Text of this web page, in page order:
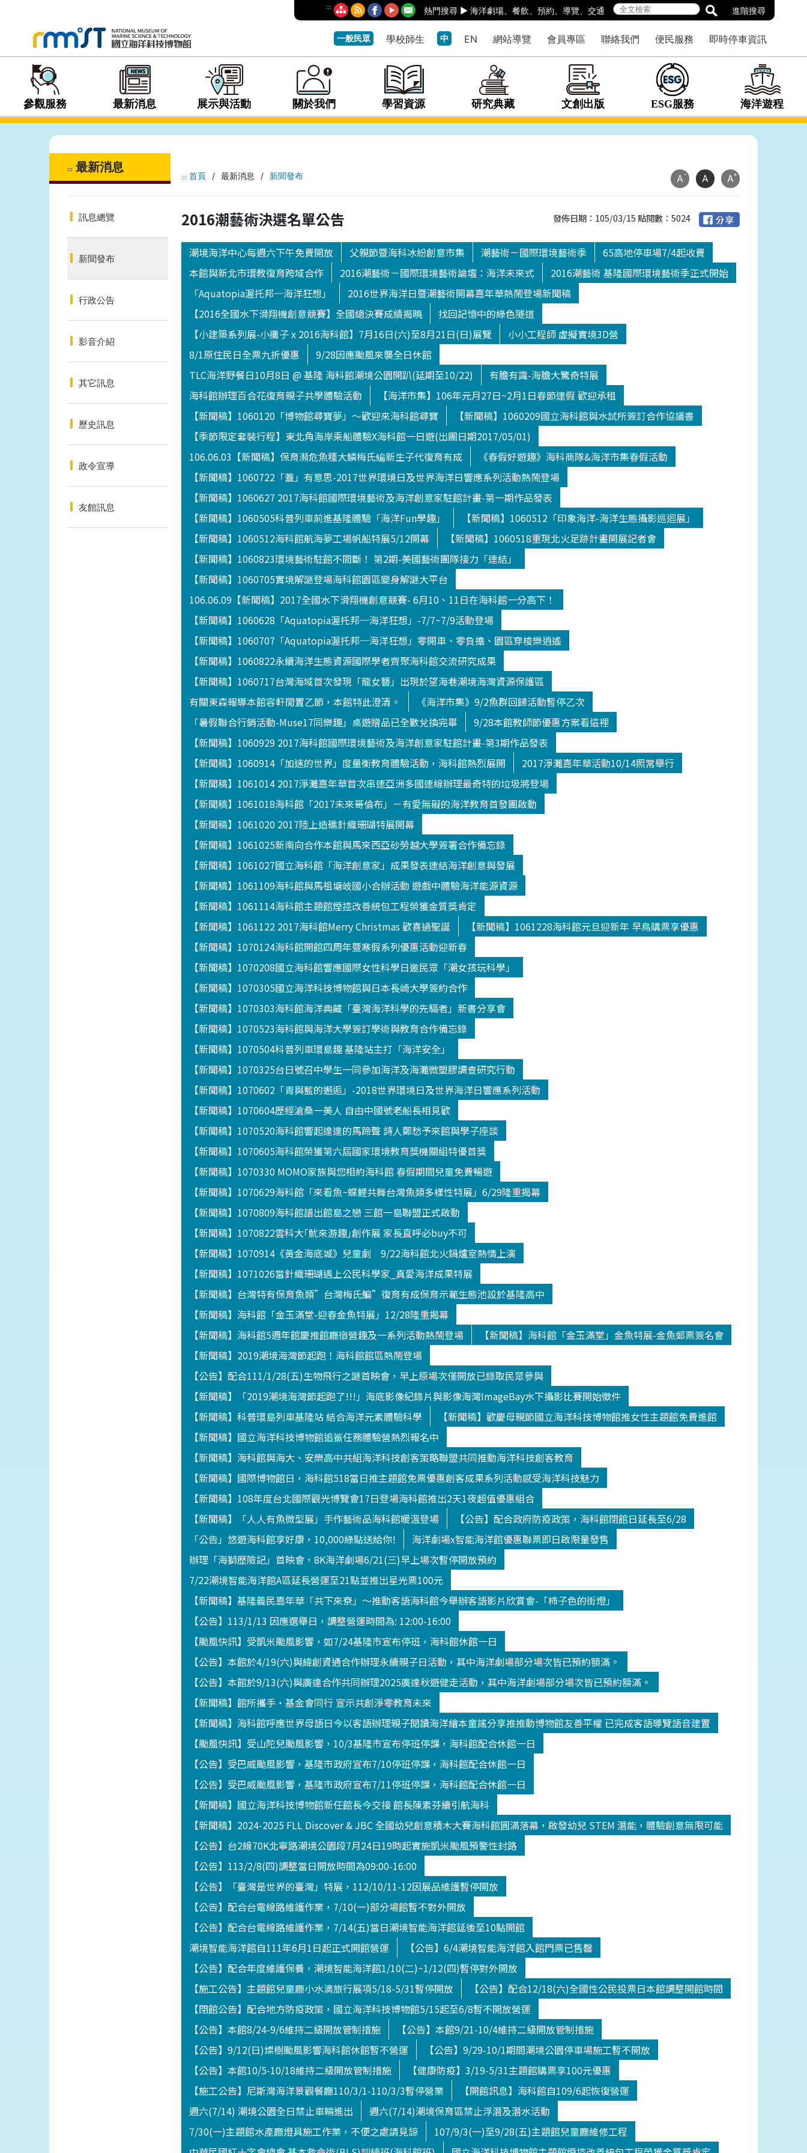
::: 熱門搜尋 ► 海洋劇場、 餐飲 預約 導覽 交通 進階搜尋
一般民眾 學校師生 中 EN 網站導覽 會員專區 聯絡我們 便民服務 即時停車資訊
參觀服務 最新消息 展示與活動 關於我們 學習資源 研究典藏 文創出版 ESG服務 海洋遊程
::: 最新消息
訊息總覽
新聞發布
行政公告
影音介紹
其它訊息
歷史訊息
政令宣導
友館訊息
::: 首頁 / 最新消息 / 新聞發布 A- A A+
2016潮藝術決選名單公告 發佈日期：105/03/15 點閱數：5024
潮境海洋中心每週六下午免費開放 父親節暨海科冰紛創意市集 潮藝術－國際環境藝術季
65高地停車場7/4起收費
本館與新北市環教復育跨域合作
2016潮藝術－國際環境藝術論壇：海洋未來式
2016潮藝術 基隆國際環境藝術季正式開始
「Aquatopia渥托邦─海洋狂想」
2016世界海洋日暨潮藝術開幕嘉年華熱鬧登場新聞稿
【2016全國水下滑翔機創意競賽】全國總決賽成績揭曉
找回記憶中的綠色隧道
【小建築系列展-小攤子 x 2016海科館】7月16日(六)至8月21日(日)展覽
小小工程師 虛擬實境3D營
8/1原住民日全票九折優惠
9/28因應颱風來襲全日休館
TLC海洋野餐日10月8日 @ 基隆 海科館潮境公園開趴(延期至10/22)
有膽有識-海膽大驚奇特展
海科館辦理百合花復育親子共學體驗活動
【海洋市集】106年元月27日~2月1日春節連假 歡迎承租
【新聞稿】1060120「博物館尋寶夢」～歡迎來海科館尋寶
【新聞稿】1060209國立海科館與水試所簽訂合作協議書
【季節限定套裝行程】東北角海岸乘船體驗X海科館一日遊(出團日期2017/05/01)
106.06.03【新聞稿】保育瀕危魚種大鱗梅氏鳊新生子代復育有成
《春假好遊趣》海科商隊&海洋市集春假活動
【新聞稿】1060722「蓋」有意思-2017世界環境日及世界海洋日響應系列活動熱鬧登場
【新聞稿】1060627 2017海科館國際環境藝術及海洋創意家駐館計畫-第一期作品發表
【新聞稿】1060505科普列車前進基隆體驗「海洋Fun學趣」
【新聞稿】1060512「印象海洋-海洋生態攝影巡迴展」
【新聞稿】1060512海科館航海夢工場帆船特展5/12開幕
【新聞稿】1060518重現北火足跡計畫開展記者會
【新聞稿】1060823環境藝術駐館不間斷！ 第2期-美國藝術團隊接力「連結」
【新聞稿】1060705實境解謎登場海科館園區變身解謎大平台
106.06.09【新聞稿】2017全國水下滑翔機創意競賽- 6月10、11日在海科館一分高下！
【新聞稿】1060628「Aquatopia渥托邦─海洋狂想」-7/7~7/9活動登場
【新聞稿】1060707「Aquatopia渥托邦─海洋狂想」零開車、零負擔、園區穿梭樂逍遙
【新聞稿】1060822永續海洋生態資源國際學者齊聚海科館交流研究成果
【新聞稿】1060717台灣海域首次發現「龍女簪」出現於望海巷潮境海灣資源保護區
有關東森報導本館容軒閒置乙節，本館特此澄清。
《海洋市集》9/2魚群回歸活動暫停乙次
「暑假聯合行銷活動-Muse17同樂趣」桌遊贈品已全數兌換完畢
9/28本館教師節優惠方案看這裡
【新聞稿】1060929 2017海科館國際環境藝術及海洋創意家駐館計畫-第3期作品發表
【新聞稿】1060914「加速的世界」度量衡教育體驗活動，海科館熱烈展開
2017淨灘嘉年華活動10/14照常舉行
【新聞稿】1061014 2017淨灘嘉年華首次串連亞洲多國連線辦理最奇特的垃圾將登場
【新聞稿】1061018海科館「2017未來哥倫布」－有愛無礙的海洋教育首發團啟動
【新聞稿】1061020 2017陸上造礁針織珊瑚特展開幕
【新聞稿】1061025新南向合作本館與馬來西亞砂勞越大學簽署合作備忘錄
【新聞稿】1061027國立海科館「海洋創意家」成果發表連結海洋創意與發展
【新聞稿】1061109海科館與馬祖塘岐國小合辦活動 遊戲中體驗海洋能源資源
【新聞稿】1061114海科館主題館煙控改善統包工程榮獲金質獎肯定
【新聞稿】1061122 2017海科館Merry Christmas 歡喜過聖誕
【新聞稿】1061228海科館元旦迎新年 早鳥購票享優惠
【新聞稿】1070124海科館開館四周年暨寒假系列優惠活動迎新春
【新聞稿】1070208國立海科館響應國際女性科學日邀民眾「潮女孩玩科學」
【新聞稿】1070305國立海洋科技博物館與日本長崎大學簽約合作
【新聞稿】1070303海科館海洋典藏「臺灣海洋科學的先驅者」新書分享會
【新聞稿】1070523海科館與海洋大學簽訂學術與教育合作備忘錄
【新聞稿】1070504科普列車環島趣 基隆站主打「海洋安全」
【新聞稿】1070325台日號召中學生一同參加海洋及海灘微塑膠調查研究行動
【新聞稿】1070602「青與藍的邂逅」-2018世界環境日及世界海洋日響應系列活動
【新聞稿】1070604歷經滄桑一美人 自由中國號老船長相見歡
【新聞稿】1070520海科館響起達達的馬蹄聲 詩人鄭愁予來館與學子座談
【新聞稿】1070605海科館榮獲第六屆國家環境教育獎機關組特優首獎
【新聞稿】1070330 MOMO家族與您相約海科館 春假期間兒童免費暢遊
【新聞稿】1070629海科館「來看魚~蝶鯉共舞台灣魚類多樣性特展」6/29隆重揭幕
【新聞稿】1070809海科館譜出館島之戀 三館一島聯盟正式啟動
【新聞稿】1070822雲科大｢魷來游趣｣創作展 家長直呼必buy不可
【新聞稿】1070914《黃金海底城》兒童劇 9/22海科館北火鍋爐室熱情上演
【新聞稿】1071026當針織珊瑚遇上公民科學家_真愛海洋成果特展
【新聞稿】台灣特有保育魚類”台灣梅氏鯿”復育有成保育示範生態池設於基隆高中
【新聞稿】海科館「金玉滿堂-迎春金魚特展」12/28隆重揭幕
【新聞稿】海科館5週年館慶推館廳宿營趣及一系列活動熱鬧登場
【新聞稿】海科館「金玉滿堂」金魚特展-金魚郵票簽名會
【新聞稿】2019潮境海灣節起跑！海科館館區熱鬧登場
【公告】配合111/1/28(五)生物飛行之謎首映會，早上原場次僅開放已錄取民眾參與
【新聞稿】「2019潮境海灣節起跑了!!!」海底影像紀錄片與影像海灣ImageBay水下攝影比賽開始徵件
【新聞稿】科普環島列車基隆站 結合海洋元素體驗科學
【新聞稿】歡慶母親節國立海洋科技博物館推女性主題館免費進館
【新聞稿】國立海洋科技博物館追鯊任務體驗營熱烈報名中
【新聞稿】海科館與海大、安樂高中共組海洋科技創客策略聯盟共同推動海洋科技創客教育
【新聞稿】國際博物館日，海科館518當日推主題館免票優惠創客成果系列活動感受海洋科技魅力
【新聞稿】108年度台北國際觀光博覽會17日登場海科館推出2天1夜超值優惠組合
【新聞稿】「人人有魚微型展」手作藝術品海科館暖溫登場
【公告】配合政府防疫政策，海科館閉館日延長至6/28
「公告」悠遊海科館享好康，10,000綠點送給你!
海洋劇場x智能海洋館優惠聯票即日啟限量發售
辦理「海獅歷險記」首映會，8K海洋劇場6/21(三)早上場次暫停開放預約
7/22潮境智能海洋館A區延長營運至21點並推出星光票100元
【新聞稿】基隆義民嘉年華「共下來尞」～推動客語海科館今舉辦客語影片欣賞會-「柿子色的街燈」
【公告】113/1/13 因應選舉日，調整營運時間為: 12:00-16:00
【颱風快訊】受凱米颱風影響，如7/24基隆市宣布停班，海科館休館一日
【公告】本館於4/19(六)與緯創資通合作辦理永續親子日活動，其中海洋劇場部分場次皆已預約額滿。
【公告】本館於9/13(六)與廣達合作共同辦理2025廣達秋遊健走活動，其中海洋劇場部分場次皆已預約額滿。
【新聞稿】館所攜手‧基金會同行 宣示共創淨零教育未來
【新聞稿】海科館呼應世界母語日今以客語辦理親子閱讀海洋繪本童謠分享推推動博物館友善平權 已完成客語導覽語音建置
【颱風快訊】受山陀兒颱風影響，10/3基隆市宣布停班停課，海科館配合休館一日
【公告】受巴威颱風影響，基隆市政府宣布7/10停班停課，海科館配合休館一日
【公告】受巴威颱風影響，基隆市政府宣布7/11停班停課，海科館配合休館一日
【新聞稿】國立海洋科技博物館新任館長今交接 館長陳素芬續引航海科
【新聞稿】2024-2025 FLL Discover & JBC 全國幼兒創意積木大賽海科館圓滿落幕，啟發幼兒 STEM 潛能，體驗創意無限可能
【公告】台2線70K北寧路潮境公園段7月24日19時起實施凱米颱風預警性封路
【公告】113/2/8(四)調整當日開放時間為09:00-16:00
【公告】「臺灣是世界的臺灣」特展，112/10/11-12因展品維護暫停開放
【公告】配合台電線路維護作業，7/10(一)部分場館暫不對外開放
【公告】配合台電線路維護作業，7/14(五)當日潮境智能海洋館延後至10點開館
潮境智能海洋館自111年6月1日起正式開館營運
【公告】6/4潮境智能海洋館入館門票已售罄
【公告】配合年度維護保養，潮境智能海洋館1/10(二)~1/12(四)暫停對外開放
【施工公告】主題館兒童廳小水滴旅行展項5/18-5/31暫停開放
【公告】配合12/18(六)全國性公民投票日本館調整開館時間
【閉館公告】配合地方防疫政策，國立海洋科技博物館5/15起至6/8暫不開放營運
【公告】本館8/24-9/6維持二級開放管制措施
【公告】本館9/21-10/4維持二級開放管制措施
【公告】9/12(日)燦樹颱風影響海科館休館暫不營運
【公告】9/29-10/1期間潮境公園停車場施工暫不開放
【公告】本館10/5-10/18維持二級開放管制措施
【健康防疫】3/19-5/31主題館購票享100元優惠
【施工公告】尼斯灣海洋景觀餐廳110/3/1-110/3/3暫停營業
【開館訊息】海科館自109/6起恢復營運
週六(7/14) 潮境公園全日禁止車輛進出
週六(7/14)潮境保育區禁止浮潛及潛水活動
7/30(一)主題館水產廳燈具施工作業，不便之處請見諒
107/9/3(一)至9/28(五)主題館兒童廳維修工程